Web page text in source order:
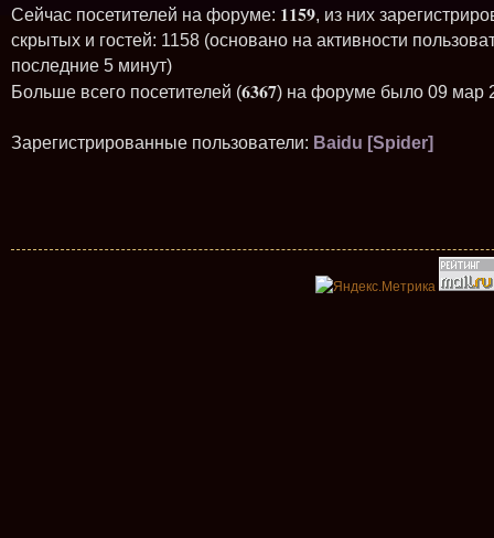
Сейчас посетителей на форуме: 1159, из них
скрытых и гостей: 1158 (основано на активности
последние 5 минут)
Больше всего посетителей (6367) на форуме было 09 мар
Зарегистрированные пользователи: Baidu [Spider]